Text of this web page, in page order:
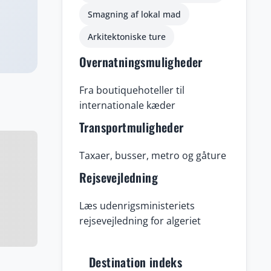
Smagning af lokal mad
Arkitektoniske ture
Overnatningsmuligheder
Fra boutiquehoteller til
internationale kæder
Transportmuligheder
Taxaer, busser, metro og gåture
Rejsevejledning
Læs udenrigsministeriets
rejsevejledning for algeriet
Destination indeks